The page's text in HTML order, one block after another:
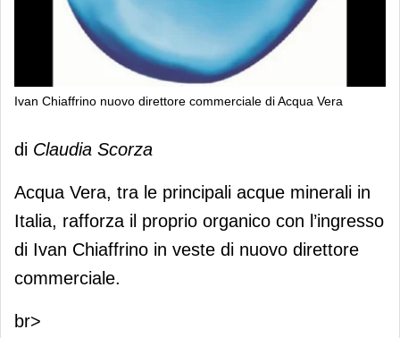
Ivan Chiaffrino nuovo direttore commerciale di Acqua Vera
Ivan Chiaffrino nuovo direttore
commerciale di Acqua Vera
di Claudia Scorza
Acqua Vera, tra le principali acque minerali in
Italia, rafforza il proprio organico con l’ingresso
di Ivan Chiaffrino in veste di nuovo direttore
commerciale.
br>